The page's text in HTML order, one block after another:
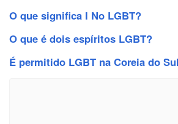
O que significa I No LGBT?
O que é dois espíritos LGBT?
É permitido LGBT na Coreia do